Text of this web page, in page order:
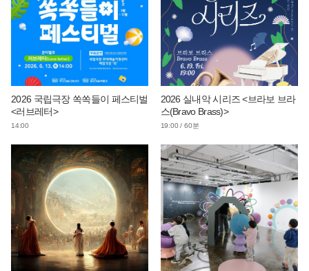
2026 국립극장 쏙쏙들이 페스티벌
<러브레터>
14:00
2026 실내악 시리즈 <브라보 브라
스(Bravo Brass)>
19:00 / 60분